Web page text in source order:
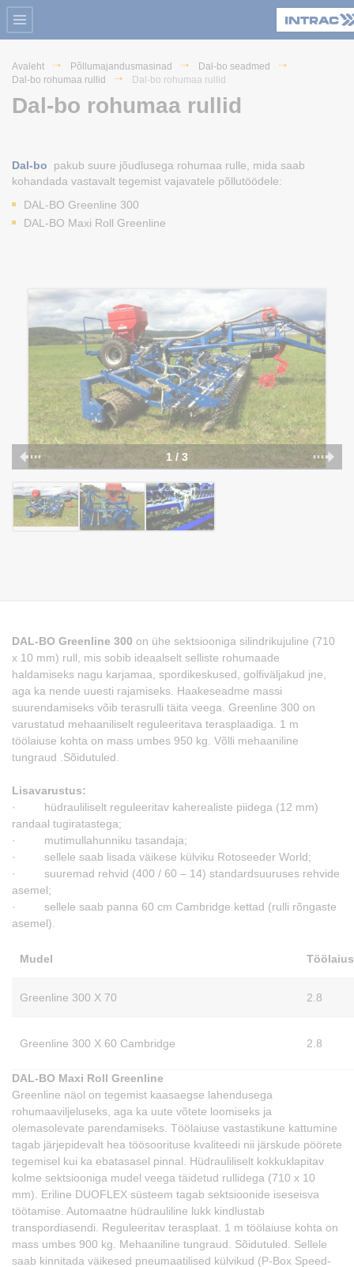
Avaleht Põllumajandusmasinad
Dal-bo seadmed
Dal-bo rohumaa rullid
Dal-bo rohumaa rullid
Dal-bo rohumaa rullid
Dal-bo
pakub suure jõudlusega rohumaa rulle, mida saab
kohandada vastavalt tegemist vajavatele põllutöödele:
DAL-BO Greenline 300
DAL-BO Maxi Roll Greenline
1 / 3
DAL-BO Greenline 300 on ühe sektsiooniga silindrikujuline (710
x 10 mm) rull, mis sobib ideaalselt selliste rohumaade
haldamiseks nagu karjamaa, spordikeskused, golfiväljakud jne,
aga ka nende uuesti rajamiseks. Haakeseadme massi
suurendamiseks võib terasrulli täita veega. Greenline 300 on
varustatud mehaaniliselt reguleeritava terasplaadiga. 1 m
töölaiuse kohta on mass umbes 950 kg. Võlli mehaaniline
tungraud .Sõidutuled.
Lisavarustus:
· hüdrauliliselt reguleeritav kaherealiste piidega (12 mm)
randaal tugiratastega;
· mutimullahunniku tasandaja;
· sellele saab lisada väikese külviku Rotoseeder World;
· suuremad rehvid (400 / 60 – 14) standardsuuruses rehvide
asemel;
· sellele saab panna 60 cm Cambridge kettad (rulli rõngaste
asemel).
Mudel
Greenline 300 X 70 2.8
Greenline 300 X 60 Cambridge 2.8
DAL-BO Maxi Roll Greenline
Greenline näol on tegemist kaasaegse lahendusega
rohumaaviljeluseks, aga ka uute võtete loomiseks ja
olemasolevate parendamiseks. Töölaiuse vastastikune kattumine
tagab järjepidevalt hea töösoorituse kvaliteedi nii järskude pöörete
tegemisel kui ka ebatasasel pinnal. Hüdrauliliselt kokkuklapitav
kolme sektsiooniga mudel veega täidetud rullidega (710 x 10
mm). Eriline DUOFLEX süsteem tagab sektsioonide iseseisva
töötamise. Automaatne hüdrauliline lukk kindlustab
transpordiasendi. Reguleeritav terasplaat. 1 m töölaiuse kohta on
mass umbes 900 kg. Mehaaniline tungraud. Sõidutuled. Sellele
saab kinnitada väikesed pneumaatilised külvikud (P-Box Speed-